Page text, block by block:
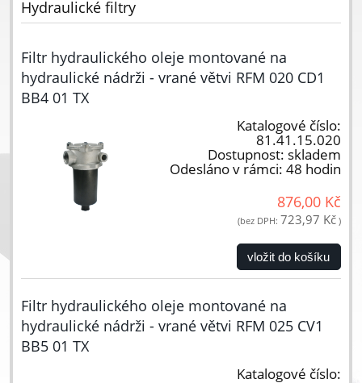
Hydraulické filtry
Filtr hydraulického oleje montované na
hydraulické nádrži - vrané větvi RFM 020 CD1
BB4 01 TX
Katalogové číslo:
81.41.15.020
Dostupnost: skladem
Odesláno v rámci: 48 hodin
876,00 Kč
(bez DPH: 723,97 Kč )
vložit do košíku
Filtr hydraulického oleje montované na
hydraulické nádrži - vrané větvi RFM 025 CV1
BB5 01 TX
Katalogové číslo: